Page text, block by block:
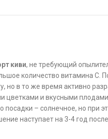
киви, не требующий
количество витамина С.
но в то же время активно
цветками и вкусными
посадки – солнечное, но при
наступает на 3-4 год